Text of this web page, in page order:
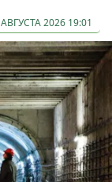
2026 19:01